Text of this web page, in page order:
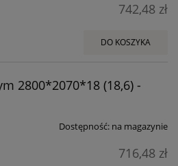
742,48 zł
DO KOSZYKA
2800*2070*18 (18,6) -
Dostępność: na magazynie
716,48 zł